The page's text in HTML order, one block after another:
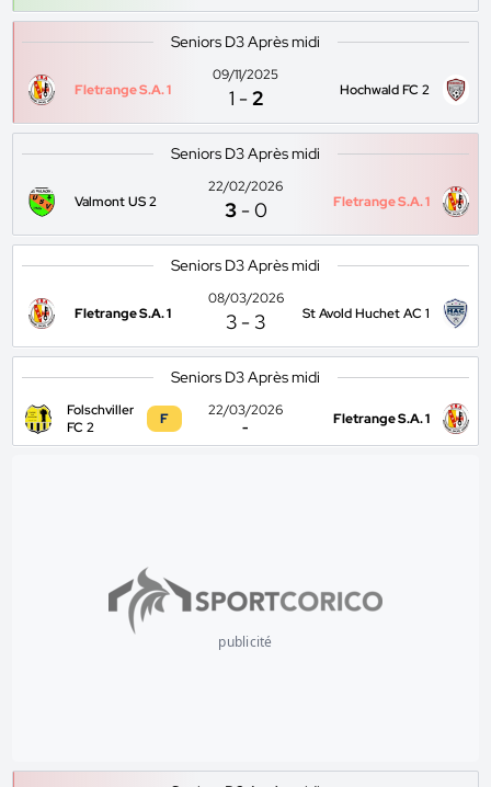
Seniors D3 Après midi
Fletrange S.A. 1
09/11/2025
1 -2 Hochwald FC 2
Seniors D3 Après midi
Valmont US 2
22/02/2026
3 -0 Fletrange S.A. 1
Seniors D3 Après midi
Fletrange S.A. 1
08/03/2026
3 - 3 St Avold Huchet AC 1
Seniors D3 Après midi
Folschviller
FC 2
F
22/03/2026
-
Fletrange S.A. 1
publicité